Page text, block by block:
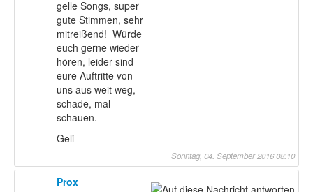
gelle Songs, super
gute Stimmen, sehr
mitreißend! Würde
euch gerne wieder
hören, leider sind
eure Auftritte von
uns aus weit weg,
schade, mal
schauen.
Geli
Sonntag, 04. September 2016 08:10
Prox